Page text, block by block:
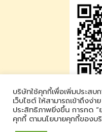
บริษัทใช้คุกกี้เพื่อเพิ่มประสบ
เว็บไซต์ ให้สามารถเข้าถึงง่า
ประสิทธิภาพยิ่งขึ้น การกด “
คุกกี้ ตามนโยบายคุกกี้ของบ
LINE